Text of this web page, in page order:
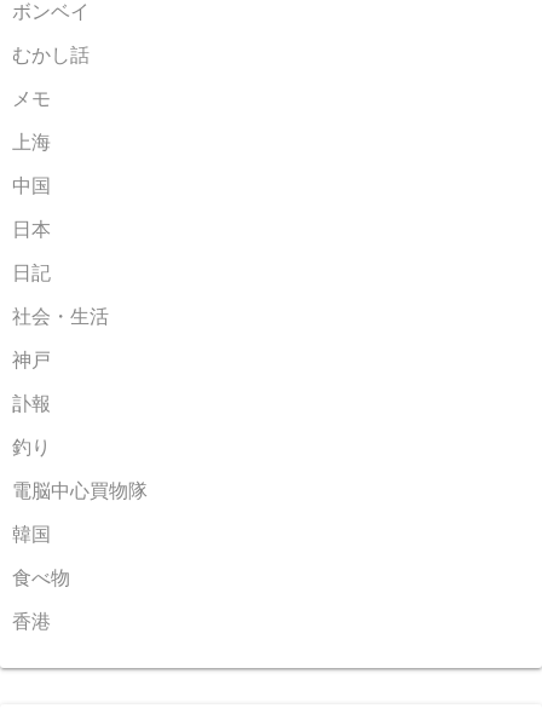
ボンベイ
むかし話
メモ
上海
中国
日本
日記
社会・生活
神戸
訃報
釣り
電脳中心買物隊
韓国
食べ物
香港